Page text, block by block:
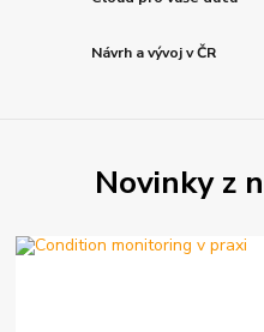
Návrh a vývoj v ČR
Novinky z